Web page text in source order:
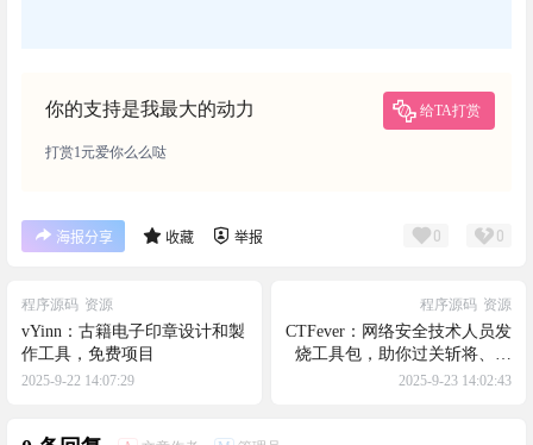
你的支持是我最大的动力 给TA打赏
打赏1元爱你么么哒
海报分享 收藏 举报 0 0
程序源码 资源
vYinn：古籍电子印章设计和製
作工具，免费项目
2025-9-22 14:07:29
程序源码 资源
CTFever：网络安全技术人员发
烧工具包，助你过关斩将、攻
克难关
2025-9-23 14:02:43